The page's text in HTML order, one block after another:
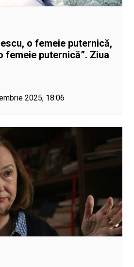
o femeie puternică,
femeie puternică”. Ziua
2025, 18:06